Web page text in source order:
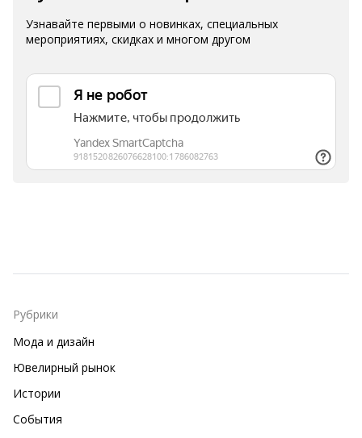
Узнавайте первыми о новинках, специальных
мероприятиях, скидках и многом другом
Рубрики
Мода и дизайн
Ювелирный рынок
Истории
События